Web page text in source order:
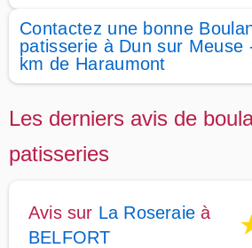
Contactez une bonne
patisserie à Dun sur Meuse
km de Haraumont
Les derniers avis de
patisseries
Avis sur La Roseraie à
BELFORT